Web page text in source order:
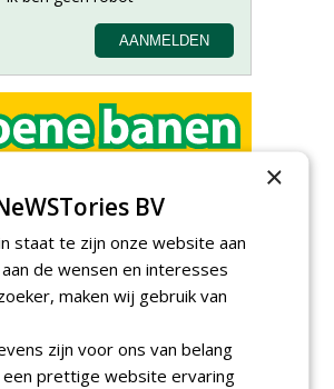
Boomtotaalzorg32-40 uur
30-07-2026, Schalkwijk
Boominspecteur bij
Boomtotaalzorg24-40 uur
30-07-2026, Schalkwijk
Projectleider (HBO - 40 uur)
bij Weijtmans
22-07-2026, Udenhout
×
BV
staat te zijn onze website aan
de wensen en interesses
maken wij gebruik van
zijn voor ons van belang
een prettige website ervaring